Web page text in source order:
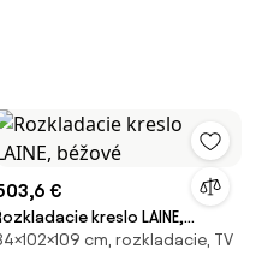
€
kreslo LAINE,
cm, rozkladacie, TV